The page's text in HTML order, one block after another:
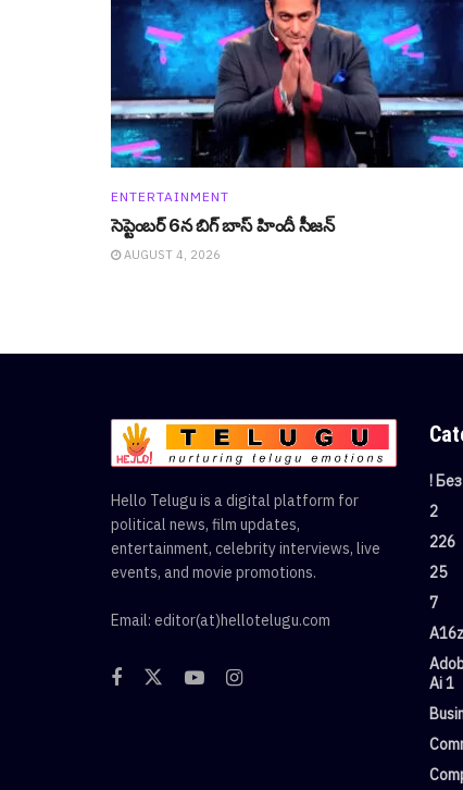
ENTERTAINMENT
సెప్టెంబ‌ర్ 6న బిగ్ బాస్ హిందీ సీజ‌న్
AUGUST 4, 2026
Hello Telugu is a digital platform for
political news, film updates,
entertainment, celebrity interviews, live
events, and movie promotions.
Email: editor(at)hellotelugu.com
!
2
226
25
7
Ai 1